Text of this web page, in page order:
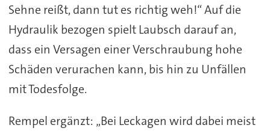
Sehne reißt, dann tut es richtig weh!“ Auf die
Hydraulik bezogen spielt Laubsch darauf an,
dass ein Versagen einer Verschraubung hohe
Schäden verurachen kann, bis hin zu Unfällen
mit Todesfolge.
Rempel ergänzt: „Bei Leckagen wird dabei meist